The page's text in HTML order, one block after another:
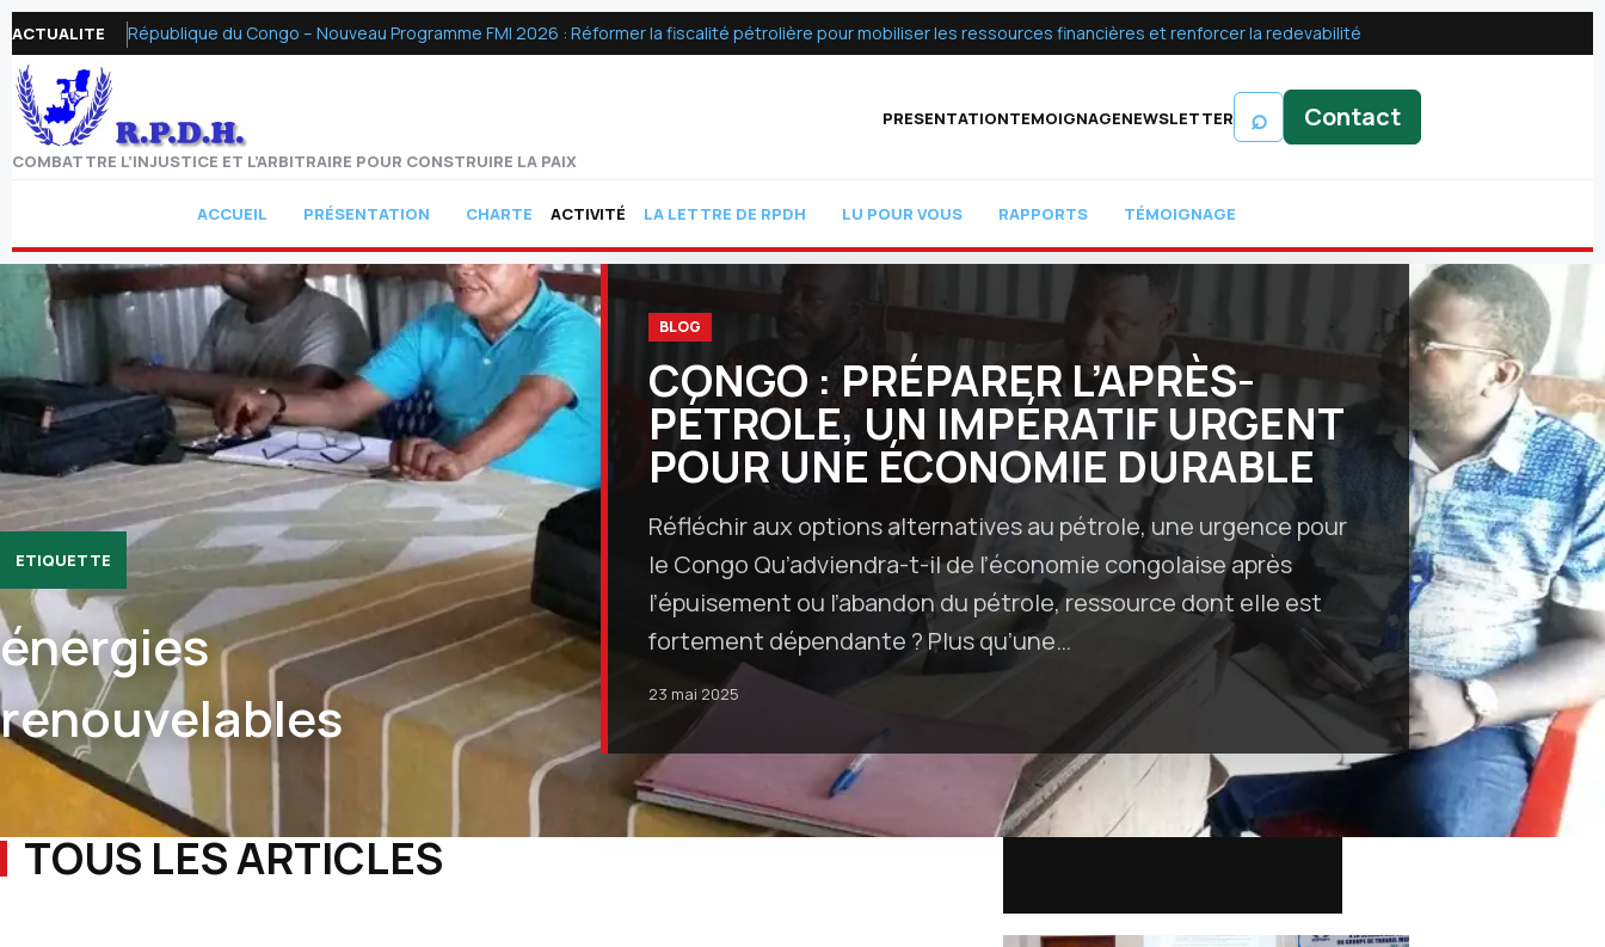
ACTUALITE République du Congo – Nouveau Programme FMI 2026 : Réformer la fiscalité pétrolière pour mobiliser les ressources financières et renforcer la redevabilité
COMBATTRE L’INJUSTICE ET L’ARBITRAIRE POUR CONSTRUIRE LA PAIX
PRESENTATIONTEMOIGNAGENEWSLETTER ⌕ Contact
ACCUEIL PRÉSENTATION CHARTE ACTIVITÉ LA LETTRE DE RPDH LU POUR VOUS RAPPORTS TÉMOIGNAGE
ETIQUETTE
énergies
renouvelables
BLOG
CONGO : PRÉPARER L’APRÈS-
PÉTROLE, UN IMPÉRATIF URGENT
POUR UNE ÉCONOMIE DURABLE
Réfléchir aux options alternatives au pétrole, une urgence pour
le Congo Qu’adviendra-t-il de l’économie congolaise après
l’épuisement ou l’abandon du pétrole, ressource dont elle est
fortement dépendante ? Plus qu’une…
23 mai 2025
TOUS LES ARTICLES